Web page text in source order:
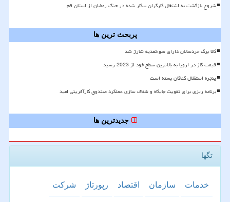
شروع بازگشت به اشتغال کارگران بیکار شده در جنگ رمضان از استان قم
پربحث ترین ها
کالا برگ خردسالان دارای سوءتغذیه شارژ شد
قیمت گاز در اروپا به بالاترین سطح خود از 2023 رسید
پنجره استقلال کماکان بسته است
برنامه ریزی برای تقویت جایگاه و شفاف سازی عملکرد صندوق کارآفرینی امید
جدیدترین ها
تگها
خدمات سازمان اقتصاد رپورتاژ شركت